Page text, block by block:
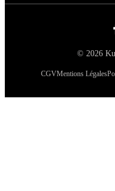
© 2026
CGVMentions Légales